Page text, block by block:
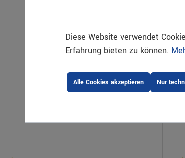
Diese Website verwendet
Erfahrung bieten zu können.
Nur
Alle Cookies akzeptieren